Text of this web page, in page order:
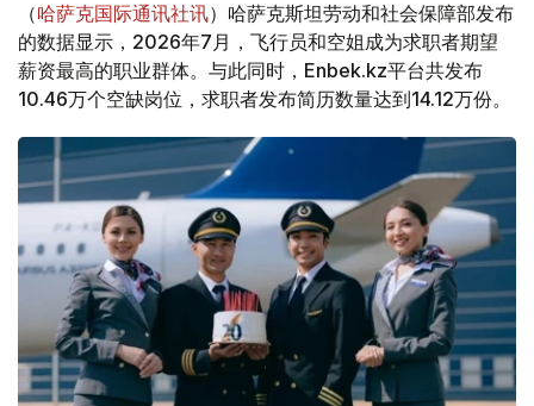
（哈萨克国际通讯社讯）哈萨克斯坦劳动和社会保障部发布
的数据显示，2026年7月，飞行员和空姐成为求职者期望
薪资最高的职业群体。与此同时，Enbek.kz平台共发布
10.46万个空缺岗位，求职者发布简历数量达到14.12万份。